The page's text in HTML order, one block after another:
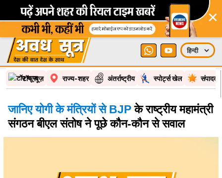
×
टॉप न्यूज़ राज्य-शहर अंतर्राष्ट्रीय स्पोर्ट्स खेल
जानिए योगी के मंत्रियों से BJPके राष्ट्रीय महामंत्री
संगठन बीएल संतोष ने पूछे कौन-कौन से सवाल